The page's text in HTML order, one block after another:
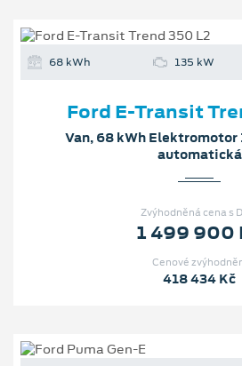
68 kWh 135 kW
Ford E-Transit
Van, 68 kWh Elektromotor
automatická
Zvýhodněná cena s
1 499 900
Cenové
418 434 Kč